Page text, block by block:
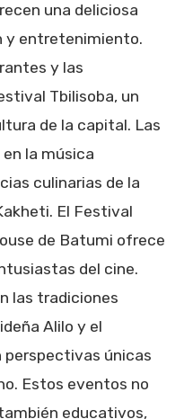
una deliciosa
y entretenimiento.
y las
Tbilisoba, un
de la capital. Las
la música
culinarias de la
El Festival
de Batumi ofrece
del cine.
las tradiciones
Alilo y el
perspectivas únicas
Estos eventos no
educativos,